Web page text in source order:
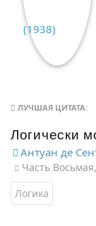
ЛУЧШАЯ ЦИТАТА:
Логически
Антуан де
Часть
Логика